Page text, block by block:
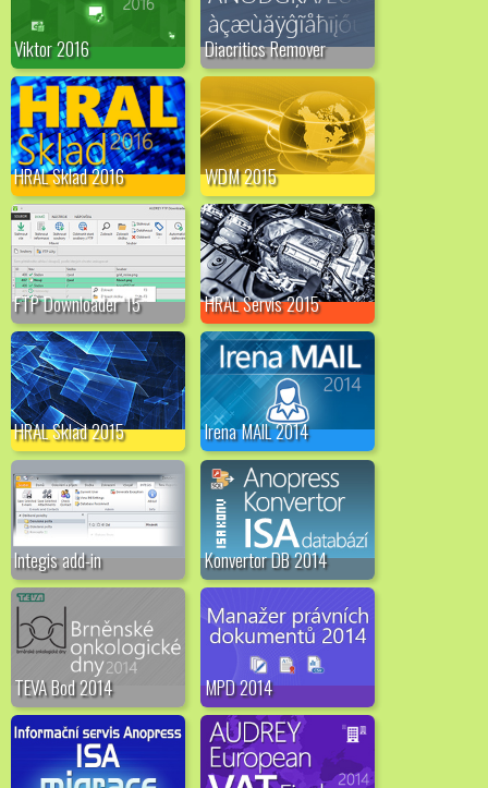
Viktor 2016 Diacritics Remover
HRAL Sklad 2016 WDM 2015
FTP Downloader '15 HRAL Servis 2015
HRAL Sklad 2015 Irena MAIL 2014
Integis add-in Konvertor DB 2014
TEVA Bod 2014 MPD 2014